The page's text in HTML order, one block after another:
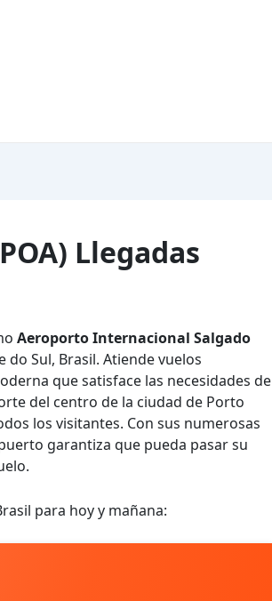
Llegadas
Aeroporto Internacional Salgado
Sul, Brasil. Atiende vuelos
que satisface las necesidades de
del centro de la ciudad de Porto
los visitantes. Con sus numerosas
garantiza que pueda pasar su
para hoy y mañana: